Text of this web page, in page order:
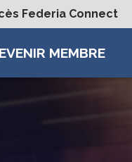
Federia Connect
MEMBRE